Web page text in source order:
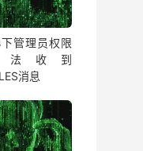
管理员权限
收到
消息